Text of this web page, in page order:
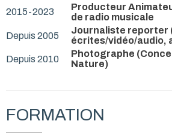
2015-2023
Producteur
de radio musicale
Depuis 2005
Journaliste reporter
écrites/vidéo/audio,
Depuis 2010
Photographe
Nature)
FORMATION